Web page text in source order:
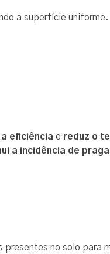
a superfície
eficiência e reduz o
a incidência de
presentes no solo para